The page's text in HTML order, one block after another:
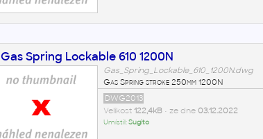
Gas Spring Lockable 610 1200N
Gas_Spring_Lockable_610_1200N.dwg
Gas Spring stroke 250mm 1200N
DWG2013
Velikost 122,4kB• ze dne 03.12.2022
Umístil:Sugito